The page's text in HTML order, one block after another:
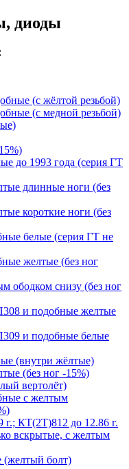
диоды
(с жёлтой резьбой)
(с медной резьбой)
до 1993 года (серия ГТ
длинные ноги (без
короткие ноги (без
белые (серия ГТ не
желтые (без ног
ободком снизу (без ног
и подобные желтые
и подобные белые
(внутри жёлтые)
(без ног -15%)
вертолёт)
с желтым
КТ(2Т)812 до 12.86 г.
вскрытые, с желтым
(желтый болт)